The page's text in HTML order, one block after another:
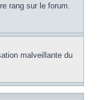
rang sur le forum.
malveillante du